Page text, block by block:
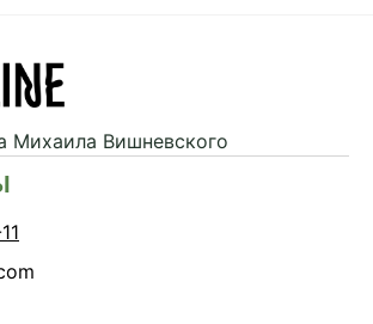
Михаила Вишневского